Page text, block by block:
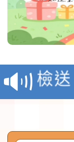
本
第3
告(
檢
賽
本
程
「